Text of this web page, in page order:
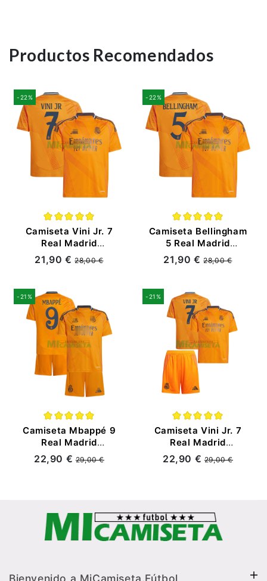
Productos Recomendados
-22%
Camiseta Vini Jr. 7
Real Madrid
Segunda Equipación
2024/2025
21,90 €28,00 €
-22%
Camiseta Bellingham
5 Real Madrid
Segunda Equipación
2024/2025
21,90 €28,00 €
-21%
Camiseta Mbappé 9
Real Madrid
Segunda Equipación
2024/2025 Niño Kit
22,90 €29,00 €
-21%
Camiseta Vini Jr. 7
Real Madrid
Segunda Equipación
2024/2025 Niño Kit
22,90 €29,00 €
Bienvenido a MiCamiseta.Fútbol